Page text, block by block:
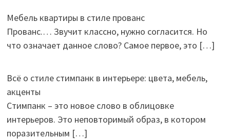
Мебель квартиры в стиле прованс
Прованс.… Звучит классно, нужно согласится. Но
что означает данное слово? Самое первое, это […]
Всё о стиле стимпанк в интерьере: цвета, мебель,
акценты
Стимпанк – это новое слово в облицовке
интерьеров. Это неповторимый образ, в котором
поразительным […]